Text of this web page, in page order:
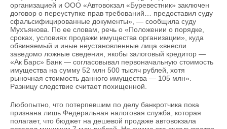
организацией и ООО «Автовокзал «Буревестник» заключен
договор о переуступке прав требований… предоставил суду
сфальсифицированные документы», — сообщила суду
Мухъянова. По ее словам, речь о «Положении о порядке,
сроках, условиях продажи имущества организации», куда
обвиняемый и иные неустановленные лица «внесли
заведомо ложные сведения, якобы залоговый кредитор —
«Ак Барс» Банк — согласовывал первоначальную стоимость
имущества на сумму 52 млн 500 тысяч рублей, хотя
рыночная стоимость данного имущества — 105 млн».
Разницу следствие считает похищенной.
Любопытно, что потерпевшим по делу банкротчика пока
признана лишь Федеральная налоговая служба, которая
полагает, что бюджет на дешевой продаже автовокзала